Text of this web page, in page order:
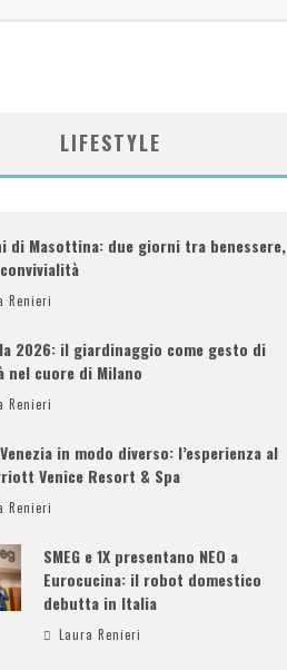
LIFESTYLE
di Masottina: due giorni tra benessere,
Renieri
2026: il giardinaggio come gesto di
nel cuore di Milano
Renieri
in modo diverso: l’esperienza al
Venice Resort & Spa
Renieri
SMEG e 1X presentano NEO a
Eurocucina: il robot domestico
debutta in Italia
Laura Renieri